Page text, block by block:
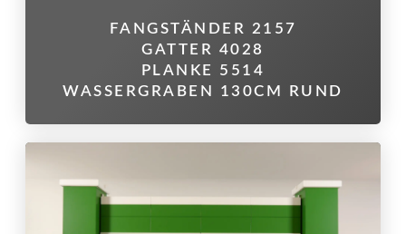
FANGSTÄNDER 2157
GATTER 4028
PLANKE 5514
WASSERGRABEN 130CM RUND